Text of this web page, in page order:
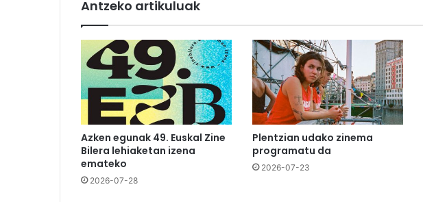
Antzeko artikuluak
Azken egunak 49. Euskal Zine
Bilera lehiaketan izena
emateko
2026-07-28
Plentzian udako zinema
programatu da
2026-07-23